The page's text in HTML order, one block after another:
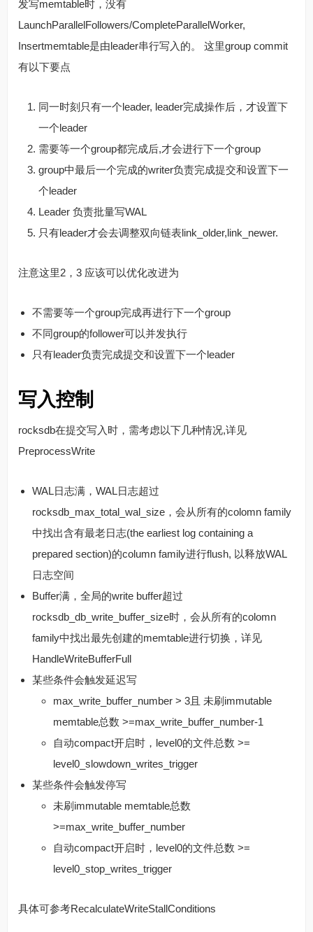
发写memtable时，没有
LaunchParallelFollowers/CompleteParallelWorker,
Insertmemtable是由leader串行写入的。 这里group commit
有以下要点
同一时刻只有一个leader, leader完成操作后，才设置下
一个leader
需要等一个group都完成后,才会进行下一个group
group中最后一个完成的writer负责完成提交和设置下一
个leader
Leader 负责批量写WAL
只有leader才会去调整双向链表link_older,link_newer.
注意这里2，3 应该可以优化改进为
不需要等一个group完成再进行下一个group
不同group的follower可以并发执行
只有leader负责完成提交和设置下一个leader
写入控制
rocksdb在提交写入时，需考虑以下几种情况,详见
PreprocessWrite
WAL日志满，WAL日志超过
rocksdb_max_total_wal_size，会从所有的colomn family
中找出含有最老日志(the earliest log containing a
prepared section)的column family进行flush, 以释放WAL
日志空间
Buffer满，全局的write buffer超过
rocksdb_db_write_buffer_size时，会从所有的colomn
family中找出最先创建的memtable进行切换，详见
HandleWriteBufferFull
某些条件会触发延迟写
max_write_buffer_number > 3且 未刷immutable
memtable总数 >=max_write_buffer_number-1
自动compact开启时，level0的文件总数 >=
level0_slowdown_writes_trigger
某些条件会触发停写
未刷immutable memtable总数
>=max_write_buffer_number
自动compact开启时，level0的文件总数 >=
level0_stop_writes_trigger
具体可参考RecalculateWriteStallConditions